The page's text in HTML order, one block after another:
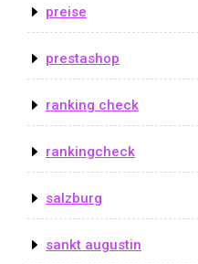
preise
prestashop
ranking check
rankingcheck
salzburg
sankt augustin